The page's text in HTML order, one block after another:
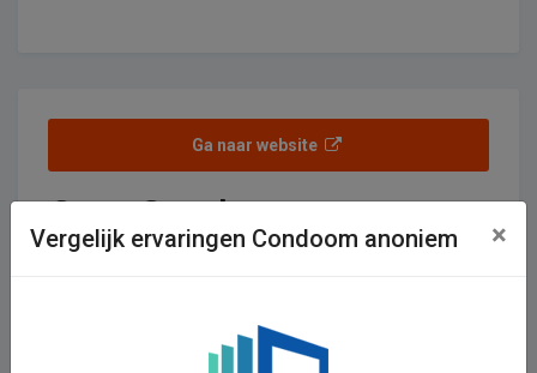
Ga naar website
Over Condoom-
anoniem.nl
mensen een erg grote drempel vormen. Gelukkig kan je
online tegenwoordig geheel anoniem condooms bestellen.
Vergelijk ervaringen Condoom anoniem ×